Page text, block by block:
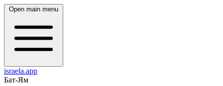
Open main menu
israela.app
Бат-Ям